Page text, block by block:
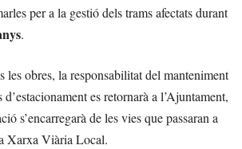
per a la gestió dels trams afectats durant
.
les obres, la responsabilitat del manteniment
es retornarà a l’Ajuntament,
s’encarregarà de les vies que passaran a
Xarxa Viària Local.